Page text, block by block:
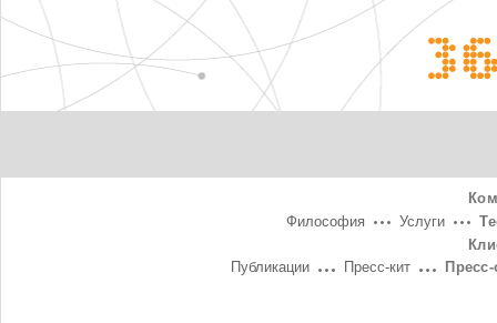
Услуги
Философия
Пресс-кит
Публикации